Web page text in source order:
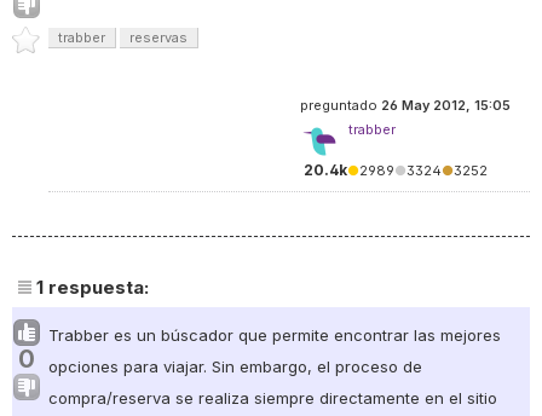
trabber reservas
preguntado 26 May 2012, 15:05
trabber
20.4k●2989●3324●3252
1 respuesta:
0
Trabber es un búscador que permite encontrar las mejores
opciones para viajar. Sin embargo, el proceso de
compra/reserva se realiza siempre directamente en el sitio